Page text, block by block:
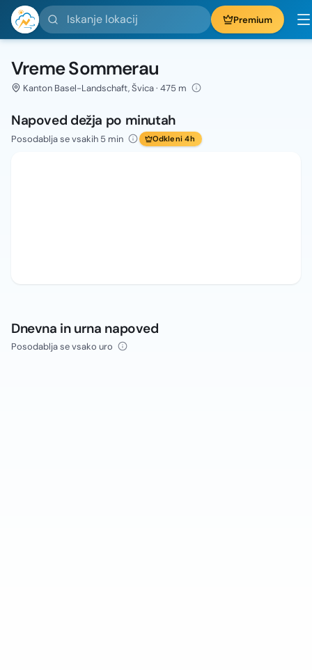
Iskanje lokacij Premium
Vreme Sommerau
Kanton Basel-Landschaft, Švica · 475 m
Napoved dežja po minutah
Posodablja se vsakih 5 min Odkleni 4h
Dnevna in urna napoved
Posodablja se vsako uro